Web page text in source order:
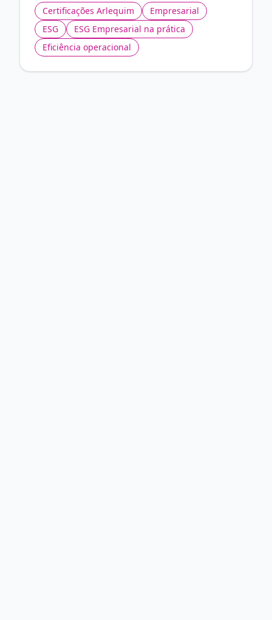
Certificações Arlequim
Empresarial
ESG
ESG Empresarial na prática
Eficiência operacional